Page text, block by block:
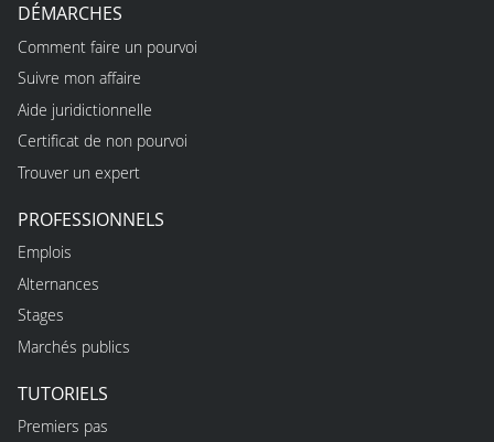
DÉMARCHES
Comment faire un pourvoi
Suivre mon affaire
Aide juridictionnelle
Certificat de non pourvoi
Trouver un expert
PROFESSIONNELS
Emplois
Alternances
Stages
Marchés publics
TUTORIELS
Premiers pas